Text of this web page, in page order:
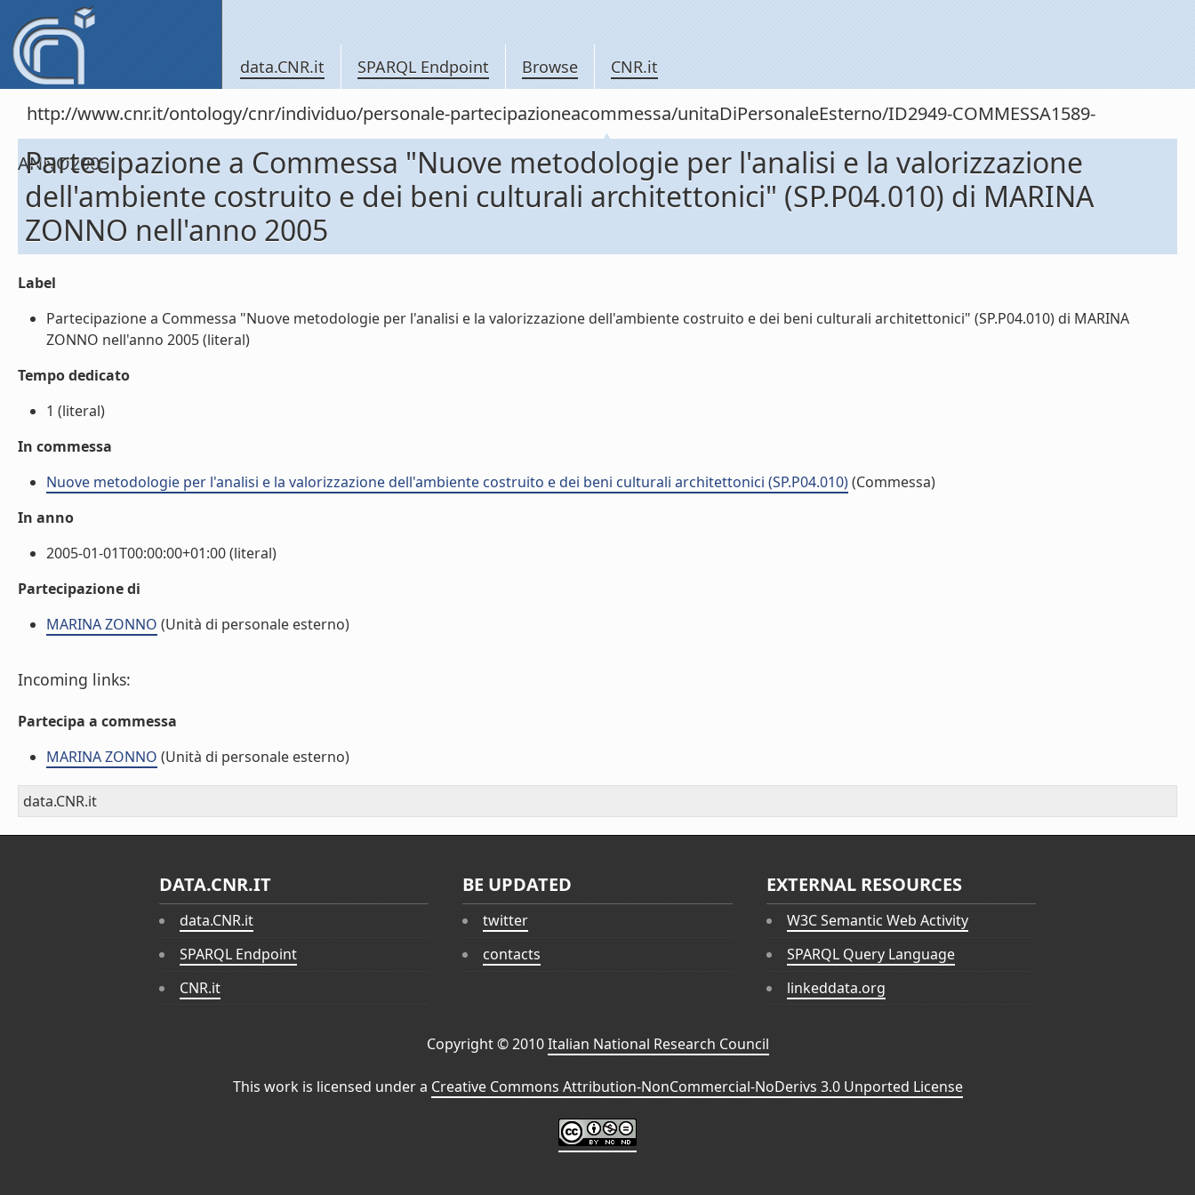
data.CNR.it SPARQL Endpoint Browse CNR.it
http://www.cnr.it/ontology/cnr/individuo/personale-partecipazioneacommessa/unitaDiPersonaleEsterno/ID2949-COMMESSA1589-
ANNO2005
Partecipazione a Commessa "Nuove metodologie per l'analisi e la valorizzazione
dell'ambiente costruito e dei beni culturali architettonici" (SP.P04.010) di MARINA
ZONNO nell'anno 2005
Label
Partecipazione a Commessa "Nuove metodologie per l'analisi e la valorizzazione dell'ambiente costruito e dei beni culturali architettonici" (SP.P04.010) di MARINA
ZONNO nell'anno 2005 (literal)
Tempo dedicato
1 (literal)
In commessa
Nuove metodologie per l'analisi e la valorizzazione dell'ambiente costruito e dei beni culturali architettonici (SP.P04.010)(Commessa)
In anno
2005-01-01T00:00:00+01:00 (literal)
Partecipazione di
MARINA ZONNO (Unità di personale esterno)
Incoming links:
Partecipa a commessa
MARINA ZONNO (Unità di personale esterno)
data.CNR.it
DATA.CNR.IT
data.CNR.it
SPARQL Endpoint
CNR.it
BE UPDATED
twitter
contacts
EXTERNAL RESOURCES
W3C Semantic Web Activity
SPARQL Query Language
linkeddata.org
Copyright © 2010Italian National Research Council
This work is licensed under a Creative Commons Attribution-NonCommercial-NoDerivs 3.0 Unported License